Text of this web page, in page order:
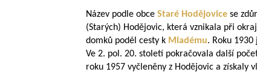
Název podle obce Staré Hodějovice se
(Starých) Hodějovic, která vznikala při
domků podél cesty k Mladému. Roku
Ve 2. pol. 20. století pokračovala další
roku 1957 vyčleněny z Hodějovic a získaly